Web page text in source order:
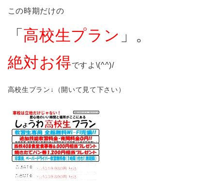
この時期だけの
「高校生プラン 」。
絶対お得ですよ\(^^)/
高校生プラン↓（開いて見て下さい）